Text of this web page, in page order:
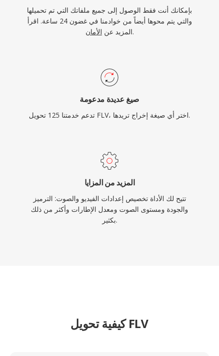
بإمكانك أنت فقط الوصول إلى جميع ملفاتك التي تم تحميلها
والتي يتم محوها أيضاً من خوادمنا في غضون 24 ساعة. اقرأ
المزيد عن الأمان .
صيغ عديدة مدعومة
تدعم خدمتنا 125 تحويل FLV، اختر أي صيغة إخراج تريدها.
المزيد من المزايا
تتيح لك الأداة تخصيص إعدادات الفيديو والصوت: الترميز
والجودة ومستوى الصوت ومعدل الإطارات وأكثر من ذلك
بكثير.
كيفية تحويل FLV